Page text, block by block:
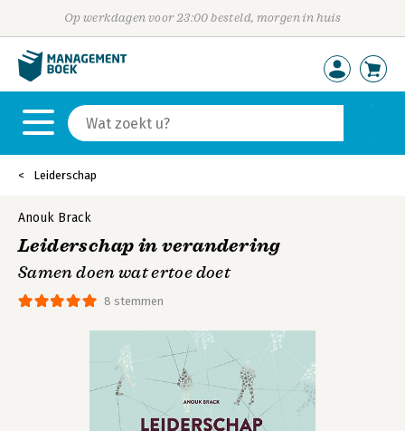
Op werkdagen voor 23:00 besteld, morgen in huis
Leiderschap
8 stemmen
Anouk Brack
Leiderschap in verandering
Samen doen wat ertoe doet